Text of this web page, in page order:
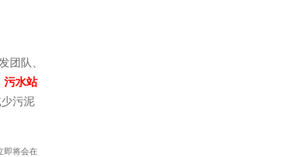
团队、
污水站
污泥
即将会在